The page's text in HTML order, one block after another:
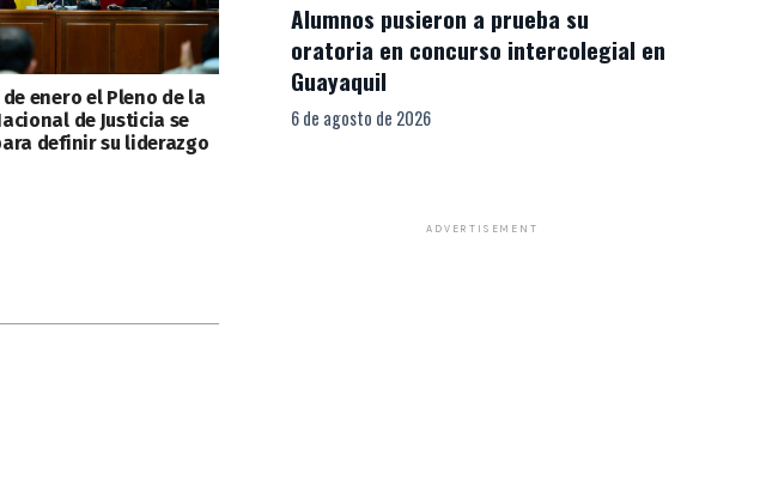
de enero el Pleno de la
de Justicia se
definir su liderazgo
Alumnos pusieron a prueba su
oratoria en concurso intercolegial en
Guayaquil
6 de agosto de 2026
ADVERTISEMENT